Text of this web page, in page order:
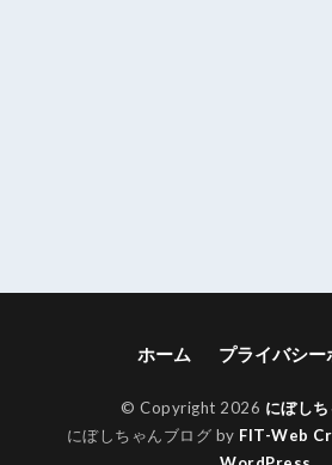
ホーム プライバシー
© Copyright 2026 にぼし
にぼしちゃんブログ by FIT-Web